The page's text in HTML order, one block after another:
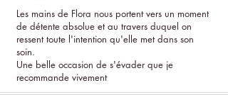
Les mains de Flora nous portent vers un moment
de détente absolue et au travers duquel on
ressent toute l'intention qu'elle met dans son
soin.
Une belle occasion de s'évader que je
recommande vivement